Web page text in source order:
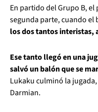
En partido del Grupo B,
segunda parte, cuando el
los dos tantos interistas,
Ese tanto llegó en una
salvó un balón que se
Lukaku culminó la
Darmian.